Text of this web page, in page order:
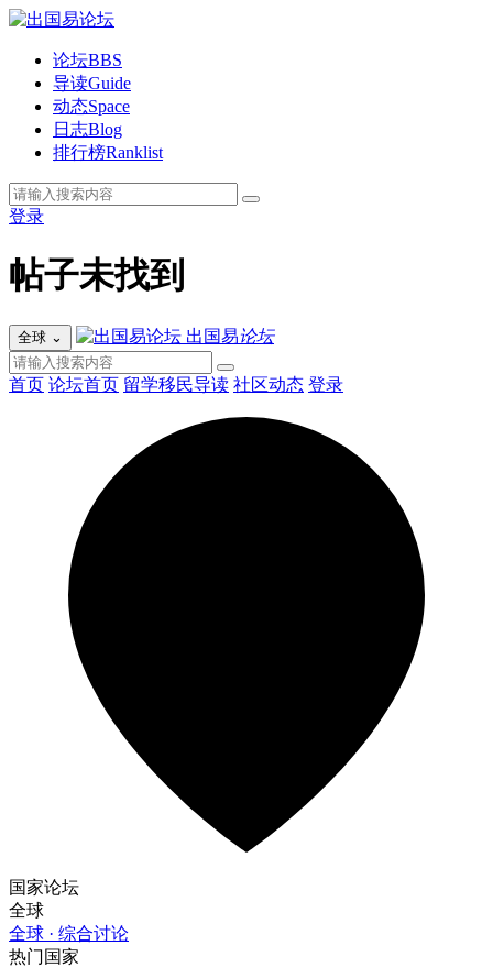
论坛BBS
导读Guide
动态Space
日志Blog
排行榜Ranklist
登录
帖子未找到
全球 ⌄ 出国易论坛
首页 论坛首页 留学移民导读 社区动态 登录
国家论坛
全球
全球 · 综合讨论
热门国家